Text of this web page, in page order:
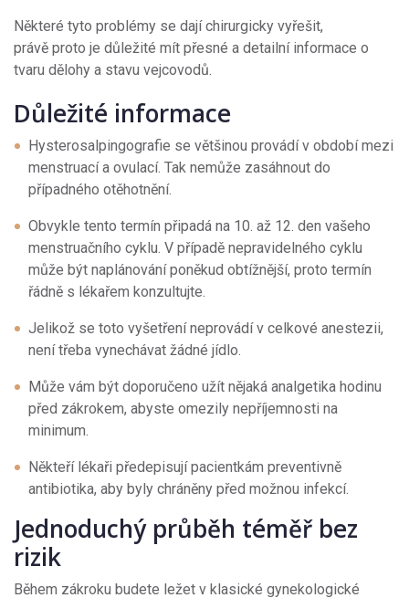
Některé tyto problémy se dají chirurgicky vyřešit,
právě proto je důležité mít přesné a detailní informace o
tvaru dělohy a stavu vejcovodů.
Důležité informace
Hysterosalpingografie se většinou provádí v období mezi
menstruací a ovulací. Tak nemůže zasáhnout do
případného otěhotnění.
Obvykle tento termín připadá na 10. až 12. den vašeho
menstruačního cyklu. V případě nepravidelného cyklu
může být naplánování poněkud obtížnější, proto termín
řádně s lékařem konzultujte.
Jelikož se toto vyšetření neprovádí v celkové anestezii,
není třeba vynechávat žádné jídlo.
Může vám být doporučeno užít nějaká analgetika hodinu
před zákrokem, abyste omezily nepříjemnosti na
minimum.
Někteří lékaři předepisují pacientkám preventivně
antibiotika, aby byly chráněny před možnou infekcí.
Jednoduchý průběh téměř bez
rizik
Během zákroku budete ležet v klasické gynekologické